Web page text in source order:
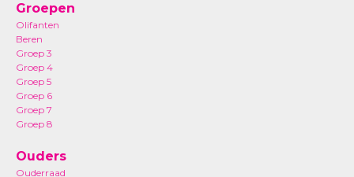
Groepen
Olifanten
Beren
Groep 3
Groep 4
Groep 5
Groep 6
Groep 7
Groep 8
Ouders
Ouderraad